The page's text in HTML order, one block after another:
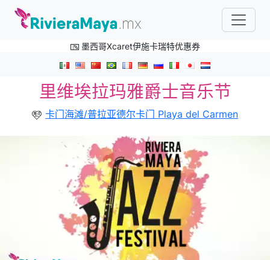
墨西哥Xcaret伊施卡瑞特优惠券
里维埃拉玛雅爵士音乐节
卡门海滩/普拉亚德尔卡门 Playa del Carmen